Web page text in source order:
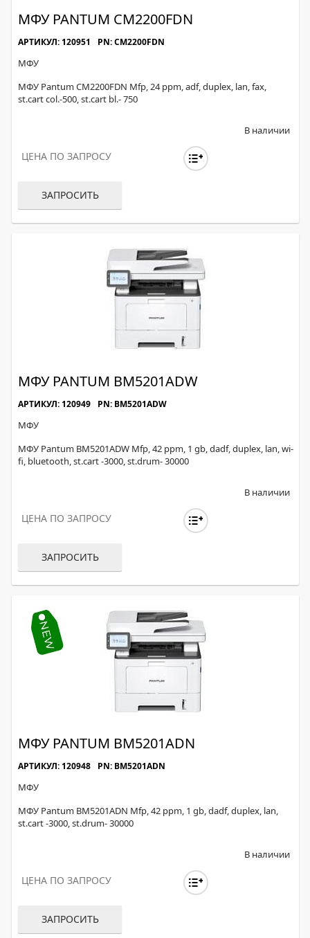
МФУ PANTUM CM2200FDN
АРТИКУЛ: 120951 PN: CM2200FDN
МФУ
МФУ Pantum CM2200FDN Mfp, 24 ppm, adf, duplex, lan, fax,
st.cart col.-500, st.cart bl.- 750
В наличии
ЦЕНА ПО ЗАПРОСУ
ЗАПРОСИТЬ
МФУ PANTUM BM5201ADW
АРТИКУЛ: 120949 PN: BM5201ADW
МФУ
МФУ Pantum BM5201ADW Mfp, 42 ppm, 1 gb, dadf, duplex, lan, wi-
fi, bluetooth, st.cart -3000, st.drum- 30000
В наличии
ЦЕНА ПО ЗАПРОСУ
ЗАПРОСИТЬ
МФУ PANTUM BM5201ADN
АРТИКУЛ: 120948 PN: BM5201ADN
МФУ
МФУ Pantum BM5201ADN Mfp, 42 ppm, 1 gb, dadf, duplex, lan,
st.cart -3000, st.drum- 30000
В наличии
ЦЕНА ПО ЗАПРОСУ
ЗАПРОСИТЬ